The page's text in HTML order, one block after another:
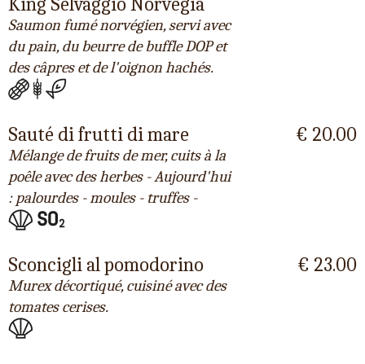
Saumon fumé norvégien, servi avec
du pain, du beurre de buffle DOP et
des câpres et de l'oignon hachés.
Sauté di frutti di mare
Mélange de fruits de mer, cuits à la
poêle avec des herbes - Aujourd'hui
: palourdes - moules - truffes -
€ 20.00
Sconcigli al pomodorino
Murex décortiqué, cuisiné avec des
tomates cerises.
€ 23.00